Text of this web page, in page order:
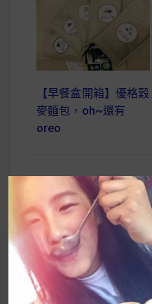
【早餐盒開箱】優格穀
麥麵包，oh~還有
oreo
文
章
導
覽
Boya-cereal-girl-
10